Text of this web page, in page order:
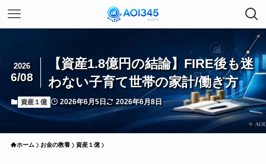
【資産1.8億円の結論】FIRE後も迷
わない子育て世帯の家計/働き方
2026
6/08
資産１億 2026年6月5日 2026年6月8日
ホーム お金の教養 資産１億